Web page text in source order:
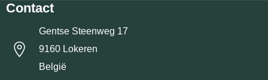
Contact
Gentse Steenweg 17
9160 Lokeren
België